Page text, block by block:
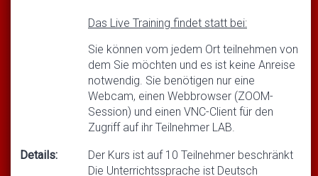
Das Live Training findet statt bei:
Sie können vom jedem Ort teilnehmen von
dem Sie möchten und es ist keine Anreise
notwendig. Sie benötigen nur eine
Webcam, einen Webbrowser (ZOOM-
Session) und einen VNC-Client für den
Zugriff auf ihr Teilnehmer LAB.
Details:
Der Kurs ist auf 10 Teilnehmer beschränkt
Die Unterrichtssprache ist Deutsch